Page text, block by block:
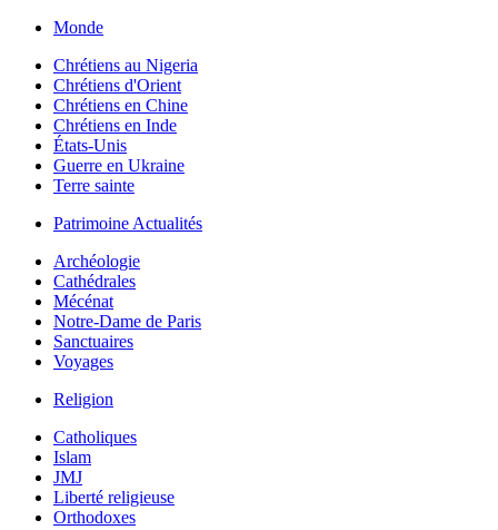
Monde
Chrétiens au Nigeria
Chrétiens d'Orient
Chrétiens en Chine
Chrétiens en Inde
États-Unis
Guerre en Ukraine
Terre sainte
Patrimoine Actualités
Archéologie
Cathédrales
Mécénat
Notre-Dame de Paris
Sanctuaires
Voyages
Religion
Catholiques
Islam
JMJ
Liberté religieuse
Orthodoxes